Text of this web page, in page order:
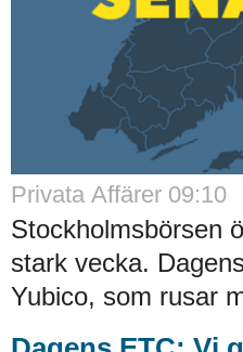
Privata Affärer 09:10
Stockholmsbörsen
stark vecka.
Yubico, som rusar